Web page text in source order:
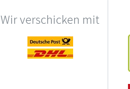
Wir verschicken mit